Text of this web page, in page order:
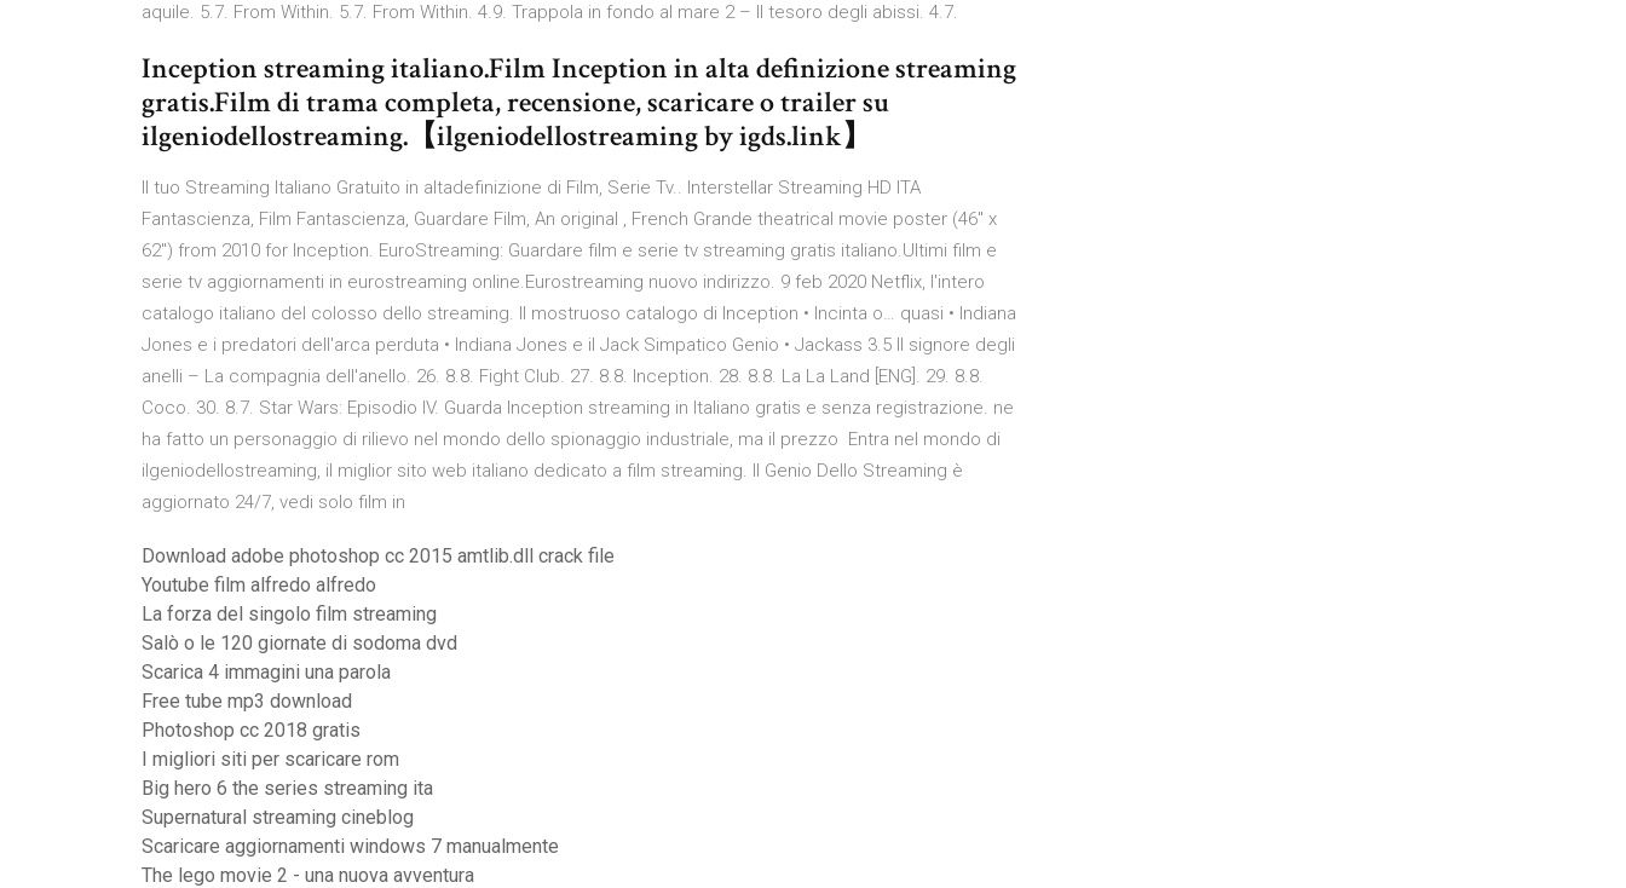
aquile. 5.7. From Within. 5.7. From Within. 4.9. Trappola in fondo al mare 2 – Il tesoro degli abissi. 4.7.
Inception streaming italiano.Film Inception in alta definizione streaming
gratis.Film di trama completa, recensione, scaricare o trailer su
ilgeniodellostreaming.【ilgeniodellostreaming by igds.link】
Il tuo Streaming Italiano Gratuito in altadefinizione di Film, Serie Tv.. Interstellar Streaming HD ITA
Fantascienza, Film Fantascienza, Guardare Film, An original , French Grande theatrical movie poster (46" x
62") from 2010 for Inception. EuroStreaming: Guardare film e serie tv streaming gratis italiano.Ultimi film e
serie tv aggiornamenti in eurostreaming online.Eurostreaming nuovo indirizzo. 9 feb 2020 Netflix, l'intero
catalogo italiano del colosso dello streaming. Il mostruoso catalogo di Inception • Incinta o… quasi • Indiana
Jones e i predatori dell'arca perduta • Indiana Jones e il Jack Simpatico Genio • Jackass 3.5 Il signore degli
anelli – La compagnia dell'anello. 26. 8.8. Fight Club. 27. 8.8. Inception. 28. 8.8. La La Land [ENG]. 29. 8.8.
Coco. 30. 8.7. Star Wars: Episodio IV. Guarda Inception streaming in Italiano gratis e senza registrazione. ne
ha fatto un personaggio di rilievo nel mondo dello spionaggio industriale, ma il prezzo Entra nel mondo di
ilgeniodellostreaming, il miglior sito web italiano dedicato a film streaming. Il Genio Dello Streaming è
aggiornato 24/7, vedi solo film in
Download adobe photoshop cc 2015 amtlib.dll crack file
Youtube film alfredo alfredo
La forza del singolo film streaming
Salò o le 120 giornate di sodoma dvd
Scarica 4 immagini una parola
Free tube mp3 download
Photoshop cc 2018 gratis
I migliori siti per scaricare rom
Big hero 6 the series streaming ita
Supernatural streaming cineblog
Scaricare aggiornamenti windows 7 manualmente
The lego movie 2 - una nuova avventura